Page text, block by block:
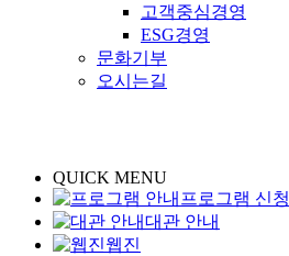
고객중심경영
ESG경영
문화기부
오시는길
QUICK MENU
프로그램 신청
대관 안내
웹진